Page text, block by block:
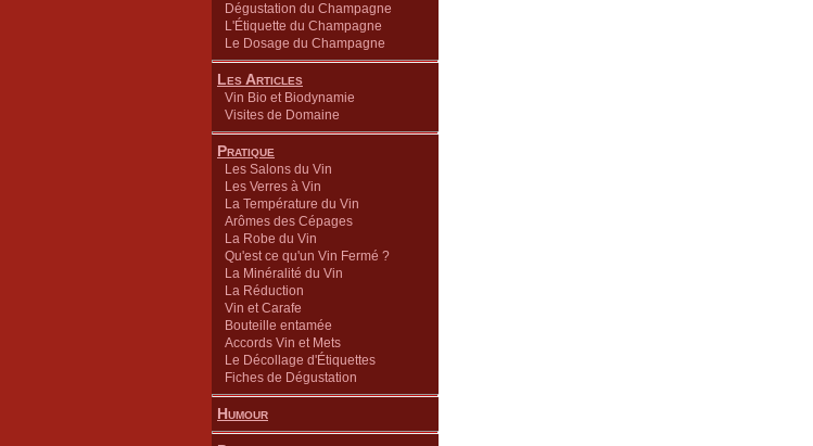
Dégustation du Champagne
L'Étiquette du Champagne
Le Dosage du Champagne
Les Articles
Vin Bio et Biodynamie
Visites de Domaine
Pratique
Les Salons du Vin
Les Verres à Vin
La Température du Vin
Arômes des Cépages
La Robe du Vin
Qu'est ce qu'un Vin Fermé ?
La Minéralité du Vin
La Réduction
Vin et Carafe
Bouteille entamée
Accords Vin et Mets
Le Décollage d'Étiquettes
Fiches de Dégustation
Humour